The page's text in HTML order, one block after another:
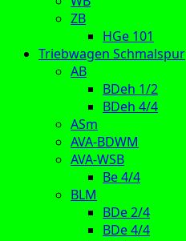
ZB
HGe 101
Triebwagen Schmalspur
AB
BDeh 1/2
BDeh 4/4
ASm
AVA-BDWM
AVA-WSB
Be 4/4
BLM
BDe 2/4
BDe 4/4